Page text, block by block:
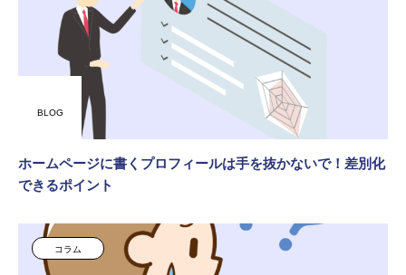
BLOG
ホームページに書くプロフィールは手を抜かないで！差別化
できるポイント
コラム